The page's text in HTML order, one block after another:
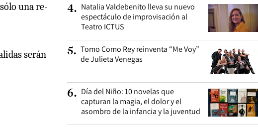
una re-
serán
4. Natalia Valdebenito lleva su nuevo
espectáculo de improvisación al
Teatro ICTUS
5. Tomo Como Rey reinventa “Me Voy”
de Julieta Venegas
6. Día del Niño: 10 novelas que
capturan la magia, el dolor y el
asombro de la infancia y la juventud